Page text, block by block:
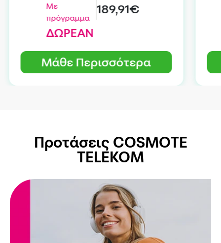
Με
πρόγραμμα
ΔΩΡΕΑΝ
189,91€
Μάθε Περισσότερα
Προτάσεις COSMOTE
TELEKOM